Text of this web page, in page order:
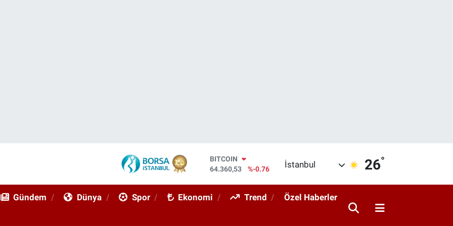
DOLAR
47,7143
%0.16
STERLİN
İstanbul 26°
Gündem Dünya Spor Ekonomi Trend Özel Haberler